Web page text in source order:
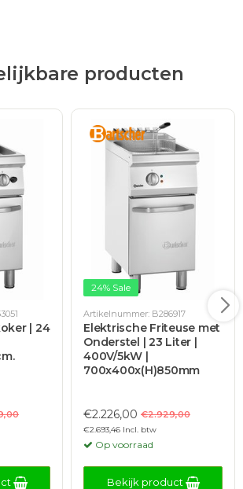
producten
| 24
24% Sale
Artikelnummer: B286917
Elektrische Friteuse met
Onderstel | 23 Liter |
400V/5kW |
700x400x(H)850mm
€2.226,00 €2.929,00
€2.693,46 Incl. btw
Op voorraad
Bekijk product